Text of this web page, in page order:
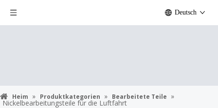
Deutsch
Heim » Produktkategorien » Bearbeitete Teile »
Nickelbearbeitungsteile für die Luftfahrt